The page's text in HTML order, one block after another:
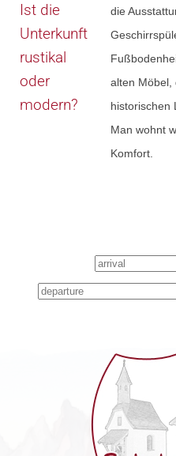
Ist die
Unterkunft
rustikal
oder
modern?
die
alten Möbel,
historischen
Man wohnt
Komfort.